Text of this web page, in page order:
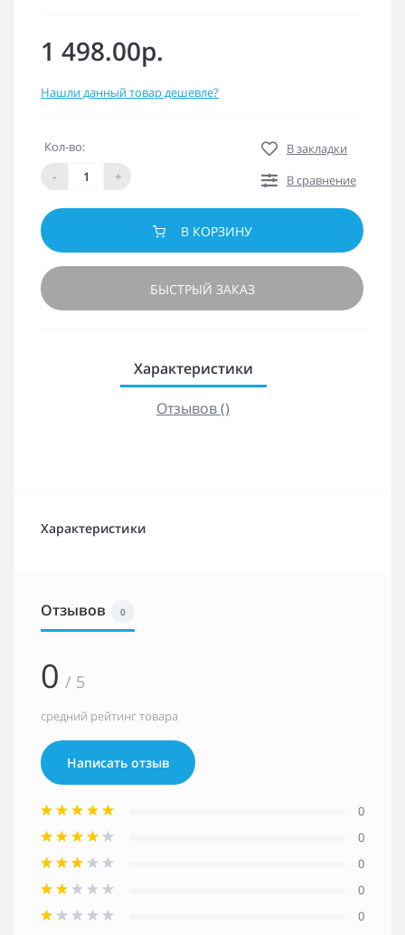
1 498.00р.
Нашли данный товар дешевле?
Кол-во:
-
+
В закладки
В сравнение
В КОРЗИНУ
БЫСТРЫЙ ЗАКАЗ
Характеристики
Отзывов ()
Характеристики
Отзывов 0
0 / 5
средний рейтинг товара
Написать отзыв
0
0
0
0
0